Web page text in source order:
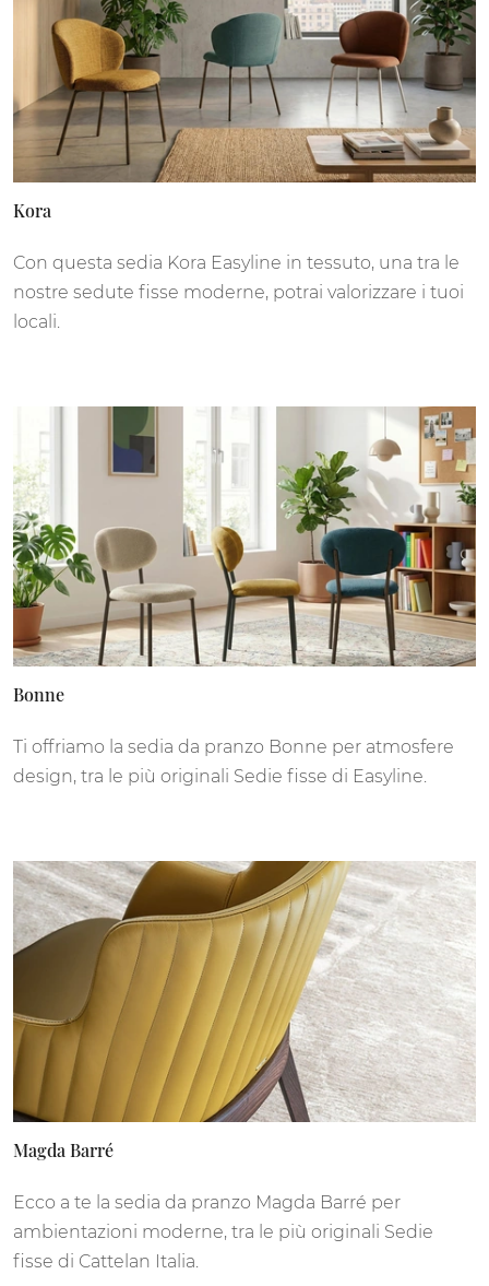
Kora
Con questa sedia Kora Easyline in tessuto, una tra le
nostre sedute fisse moderne, potrai valorizzare i tuoi
locali.
Bonne
Ti offriamo la sedia da pranzo Bonne per atmosfere
design, tra le più originali Sedie fisse di Easyline.
Magda Barré
Ecco a te la sedia da pranzo Magda Barré per
ambientazioni moderne, tra le più originali Sedie
fisse di Cattelan Italia.